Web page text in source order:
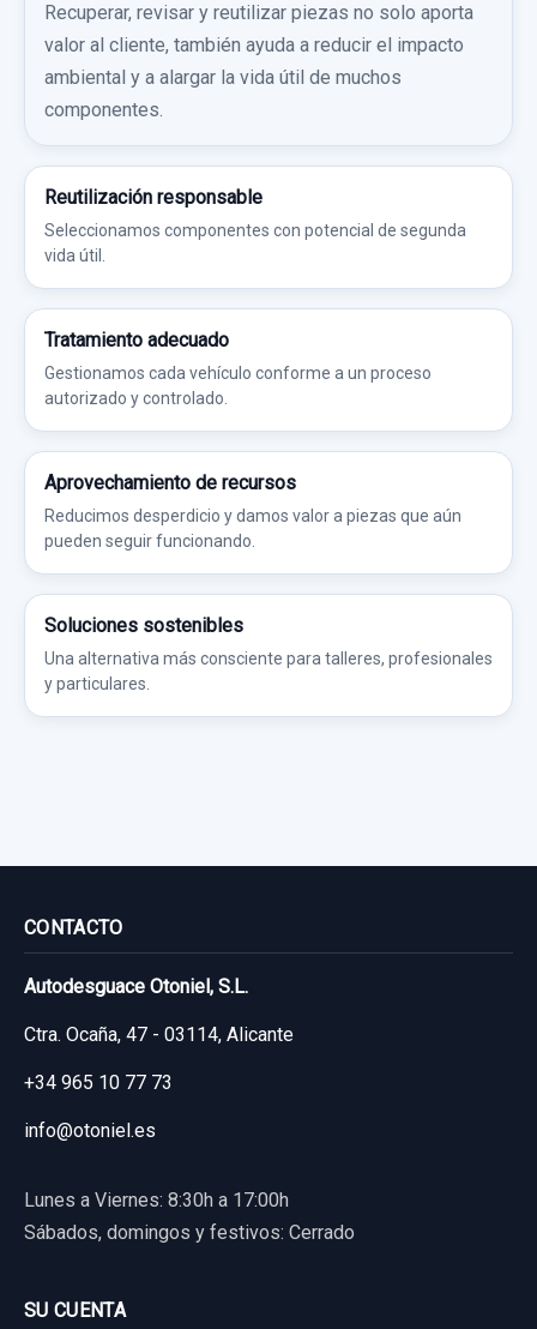
Recuperar, revisar y reutilizar piezas no solo aporta
valor al cliente, también ayuda a reducir el impacto
ambiental y a alargar la vida útil de muchos
componentes.
Reutilización responsable
Seleccionamos componentes con potencial de segunda
vida útil.
Tratamiento adecuado
Gestionamos cada vehículo conforme a un proceso
autorizado y controlado.
Aprovechamiento de recursos
Reducimos desperdicio y damos valor a piezas que aún
pueden seguir funcionando.
Soluciones sostenibles
Una alternativa más consciente para talleres, profesionales
y particulares.
CONTACTO
Autodesguace Otoniel, S.L.
Ctra. Ocaña, 47 - 03114, Alicante
+34 965 10 77 73
info@otoniel.es
Lunes a Viernes: 8:30h a 17:00h
Sábados, domingos y festivos: Cerrado
SU CUENTA